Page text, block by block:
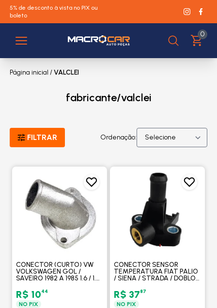
5% de desconto à vista no PIX ou
boleto
0
Página inicial /VALCLEI
fabricante/valclei
FILTRAR Ordenação:
CONECTOR (CURTO) VW
VOLKSWAGEN GOL /
SAVEIRO 1982 A 1985 1.6 / 1.8
R$ 1044
NO PIX
CONECTOR SENSOR
TEMPERATURA FIAT PALIO
/ SIENA / STRADA / DOBLO
R$ 3787
NO PIX